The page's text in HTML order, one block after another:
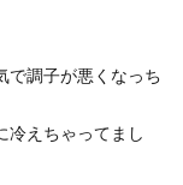
で調子が悪くなっち
冷えちゃってまし